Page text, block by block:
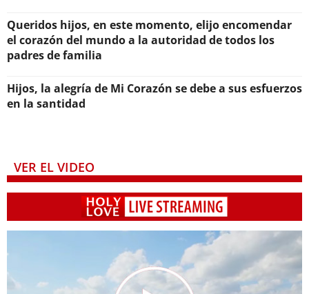
Queridos hijos, en este momento, elijo encomendar
el corazón del mundo a la autoridad de todos los
padres de familia
Hijos, la alegría de Mi Corazón se debe a sus esfuerzos
en la santidad
VER EL VIDEO